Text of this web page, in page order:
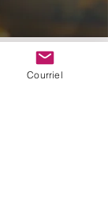
Facets
Courriel